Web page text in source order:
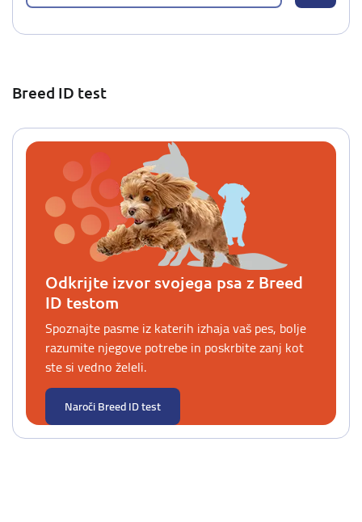
Breed ID test
Odkrijte izvor svojega psa z Breed
ID testom
Spoznajte pasme iz katerih izhaja vaš pes, bolje
razumite njegove potrebe in poskrbite zanj kot
ste si vedno želeli.
Naroči Breed ID test